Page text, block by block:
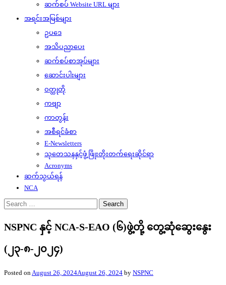
ဆက်စပ် Website URL များ
အရင်းအမြစ်များ
ဥပဒေ
အသိပညာပေး
ဆက်စပ်စာအုပ်များ
ဆောင်းပါးများ
ဝတ္ထုတို
ကဗျာ
ကာတွန်း
အစီရင်ခံစာ
E-Newsletters
သုတေသနနှင့်ဖွံ့ဖြိုးတိုးတက်ရေးဆိုင်ရာ
Acronyms
ဆက်သွယ်ရန်
NCA
Search
for:
NSPNC နှင့် NCA-S-EAO (၆)ဖွဲ့တို့ တွေ့ဆုံဆွေးနွေး
(၂၃-၈-၂၀၂၄)
Posted onAugust 26, 2024August 26, 2024 by NSPNC